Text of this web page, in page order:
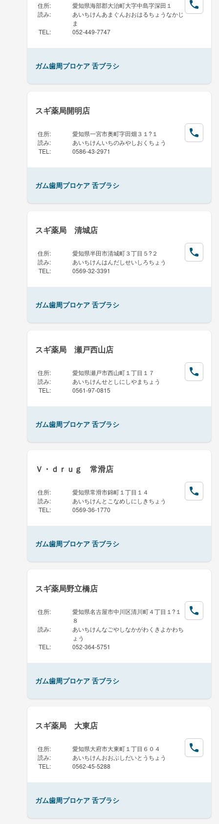
住所:
愛知県海部郡大治町大字中島字深田１
読み:
あいちけんあまぐんおおはるちょうなかじ
ま
TEL : 052-449-7747
ガム歯周プロケア 舌ブラシ
スギ薬局開明店
住所:
愛知県一宮市奥町字田畑３１?１
読み:
あいちけんいちのみやしおくちょう
TEL : 0586-43-2971
ガム歯周プロケア 舌ブラシ
スギ薬局 清城店
住所:
愛知県半田市清城町３丁目５?２
読み:
あいちけんはんだしせいしろちょう
TEL : 0569-32-3391
ガム歯周プロケア 舌ブラシ
スギ薬局 瀬戸西山店
住所:
愛知県瀬戸市西山町１丁目１７
読み:
あいちけんせとしにしやまちょう
TEL : 0561-97-0815
ガム歯周プロケア 舌ブラシ
Ｖ・ｄｒｕｇ 常滑店
住所:
愛知県常滑市錦町１丁目１４
読み:
あいちけんとこなめしにしきちょう
TEL : 0569-36-1770
ガム歯周プロケア 舌ブラシ
スギ薬局野立橋店
住所:
愛知県名古屋市中川区清川町４丁目１?１
８
読み:
あいちけんなごやしなかがわくきよかわち
ょう
TEL : 052-364-5751
ガム歯周プロケア 舌ブラシ
スギ薬局 大東店
住所:
愛知県大府市大東町１丁目６０４
読み:
あいちけんおおぶしだいとうちょう
TEL : 0562-45-5288
ガム歯周プロケア 舌ブラシ